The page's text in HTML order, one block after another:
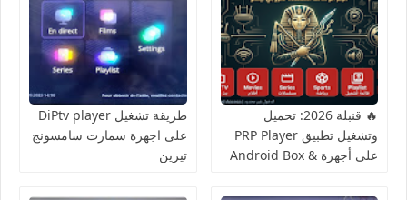
🔥 قنبلة 2026: تحميل
وتشغيل تطبيق PRP Player
على أجهزة Android Box &
طريقة تشغيل DiPtv player
على اجهزة سمارت سامسونج
تيزين